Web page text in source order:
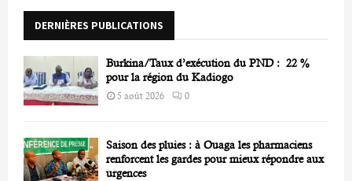
r
DERNIÈRES PUBLICATIONS
Burkina/Taux d’exécution du PND : 22 %
pour la région du Kadiogo
5 août 2026 0
Saison des pluies : à Ouaga les pharmaciens
renforcent les gardes pour mieux répondre aux
urgences